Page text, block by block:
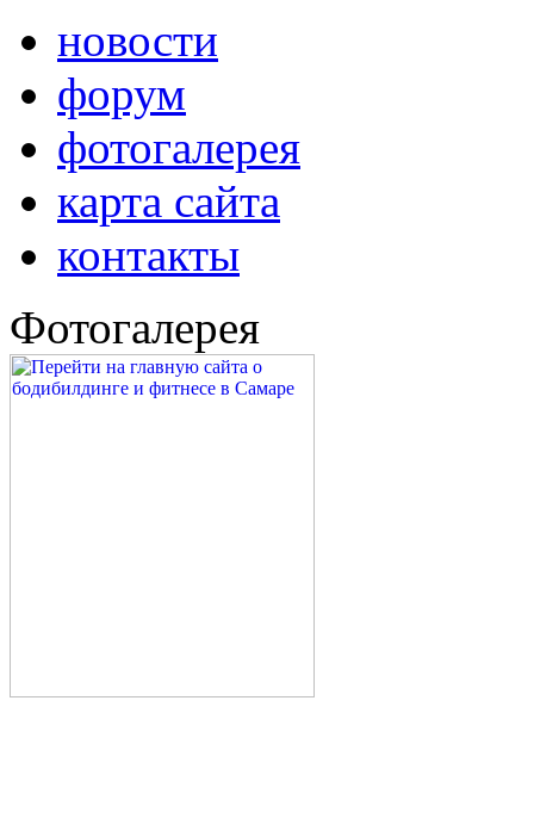
новости
форум
фотогалерея
карта сайта
контакты
Фотогалерея